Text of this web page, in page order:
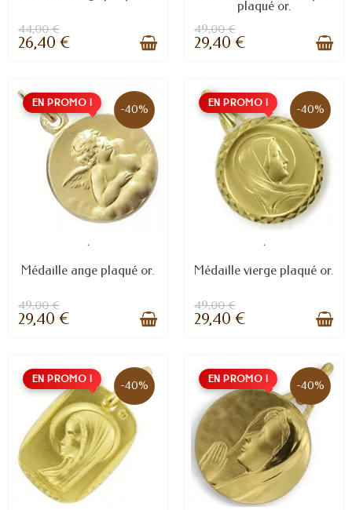
44,00 €
26,40 €
plaqué or.
49,00 €
29,40 €
EN PROMO ! -40%
.
Médaille ange plaqué or.
49,00 €
29,40 €
EN PROMO ! -40%
.
Médaille vierge plaqué or.
49,00 €
29,40 €
EN PROMO ! -40% EN PROMO ! -40%